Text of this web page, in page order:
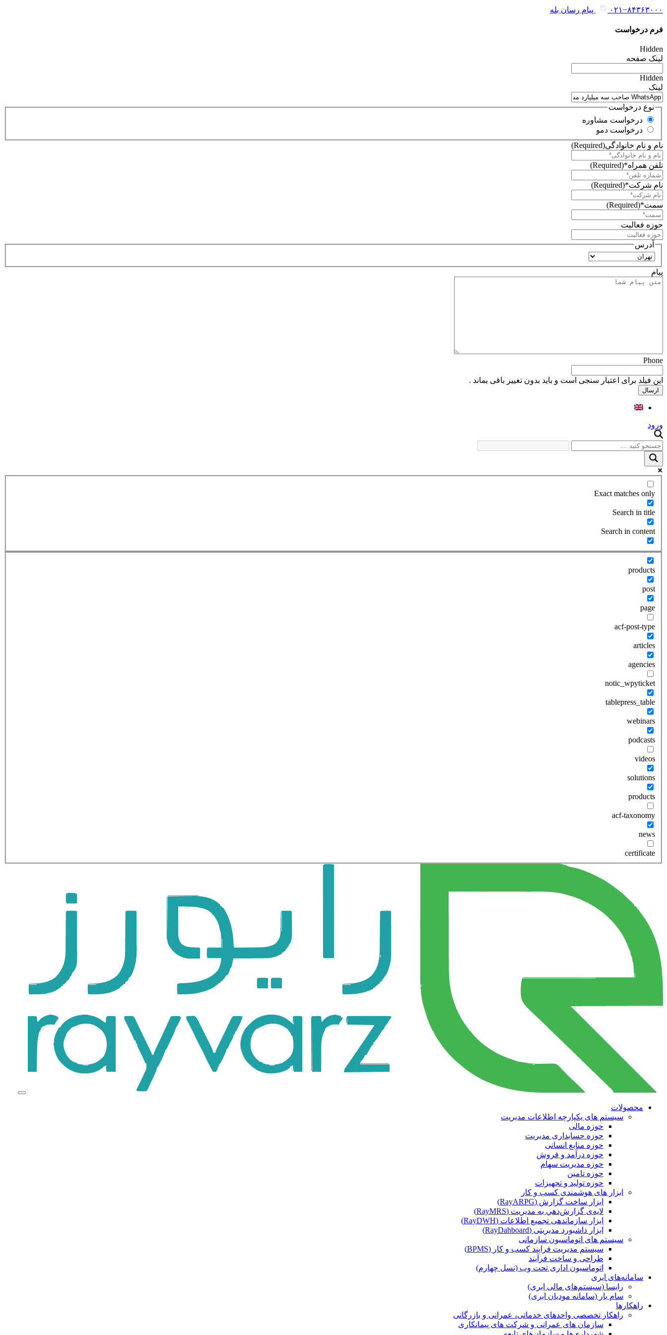
۰۲۱−۸۴۳۶۳۰۰۰ پیام رسان بله
فرم درخواست
Hidden
لینک صفحه
Hidden
لینک
نوع درخواست
درخواست مشاوره
درخواست دمو
نام و نام خانوادگی(Required)
تلفن همراه*(Required)
نام شرکت*(Required)
سمت*(Required)
حوزه فعالیت
آدرس
استان
پیام
Phone
این فیلد برای اعتبار سنجی است و باید بدون تغییر باقی بماند .
ورود
Exact matches only
Search in title
Search in content
products
post
page
acf-post-type
articles
agencies
notic_wpyticket
tablepress_table
webinars
podcasts
videos
solutions
products
acf-taxonomy
news
certificate
محصولات
سیستم های یکپارچه اطلاعات مدیریت
حوزه مالی
حوزه حسابداری مدیریت
حوزه منابع انسانی
حوزه درآمد و فروش
حوزه مدیریت سهام
حوزه تامین
حوزه تولید و تجهیزات
ابزار های هوشمندی کسب و کار
ابزار ساخت گزارش (RayARPG)
لایه‌ی گزارش‌دهي به مديريت (RayMRS)
ابزار سازماندهی تجمیع اطلاعات (RayDWH)
ابزار داشبورد مدیریتی (RayDahboard)
سیستم های اتوماسیون سازمانی
سیستم مدیریت فرایند کسب و کار (BPMS)
طراحی و ساخت فرآیند
اتوماسیون اداری تحت وب (نسل چهارم)
سامانه‌های ابری
رایسا (سیستم‌های مالی ابری)
سام یار (سامانه مودیان ابری)
راهکارها
راهکار تخصصی واحدهای خدماتی، عمرانی و بازرگانی
سازمان های عمرانی و شرکت های پیمانکاری